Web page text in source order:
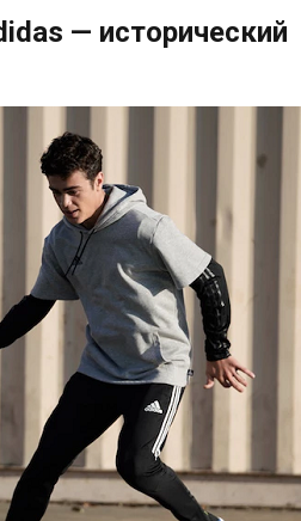
— исторический